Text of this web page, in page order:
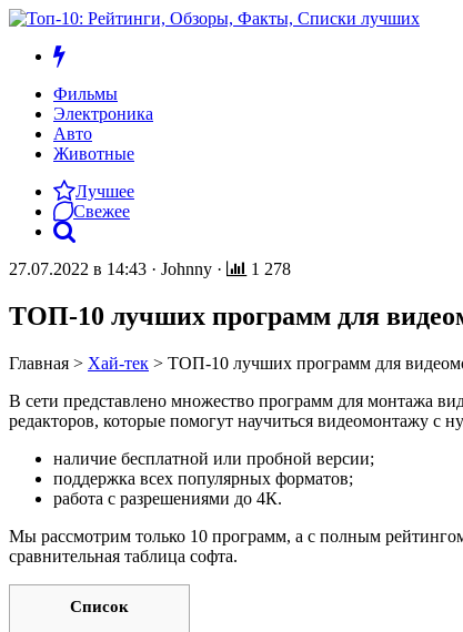
Фильмы
Электроника
Авто
Животные
Лучшее
Свежее
27.07.2022 в 14:43 · Johnny · 1 278
ТОП-10 лучших программ для
Главная > Хай-тек > ТОП-10 лучших программ для
В сети представлено множество программ для монтажа
редакторов, которые помогут научиться видеомонтажу с
наличие бесплатной или пробной версии;
поддержка всех популярных форматов;
работа с разрешениями до 4К.
Мы рассмотрим только 10 программ, а с полным
сравнительная таблица софта.
Список